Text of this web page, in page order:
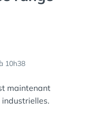
10h38
maintenant